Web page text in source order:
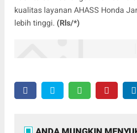
kualitas layanan AHASS Honda
lebih tinggi. (Rls/*)